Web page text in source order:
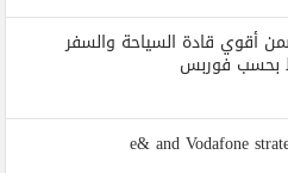
أقوي قادة السياحة والسفر
بحسب فوربس
e& and Vodafone